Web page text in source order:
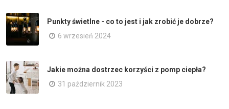
Punkty świetlne - co to jest i jak zrobić je dobrze?
6 wrzesień 2024
Jakie można dostrzec korzyści z pomp ciepła?
31 październik 2023